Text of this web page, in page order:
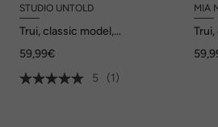
STUDIO UNTOLD
Trui, classic model,
59,99€
5
(1)
MIA